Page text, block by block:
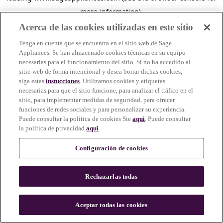
more information).
n
Acerca de las cookies utilizadas en este sitio
Tenga en cuenta que se encuentra en el sitio web de Sage
Appliances. Se han almacenado cookies técnicas en su equipo
necesarias para el funcionamiento del sitio. Si no ha accedido al
sitio web de forma intencional y desea borrar dichas cookies,
siga estasinstucciones. Utilizamos cookies y etiquetas
necesarias para que el sitio funcione, para analizar el tráfico en el
sitio, para implementar medidas de seguridad, para ofrecer
funciones de redes sociales y para personalizar su experiencia.
Puede consultar la política de cookies Sieaqui. Puede consultar
la política de privacidadaqui.
Configuración de cookies
Rechazarlas todas
Aceptar todas las cookies